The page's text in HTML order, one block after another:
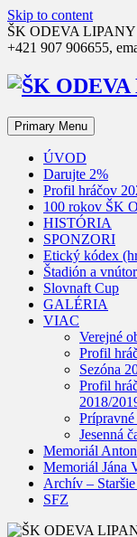
Skip to content
ŠK ODEVA
+421 907 906655,
Primary Menu
ÚVOD
Darujte 2%
Profil hráčov
100 rokov ŠK
HISTÓRIA
SPONZORI
Etický kódex
Štadión a
Slovnaft Cup
GALÉRIA
VIAC
Verejné
Profil
Sezóna
Profil
2018/
Jesenná
Memoriál
Memoriál Jána
Archív –
SFZ